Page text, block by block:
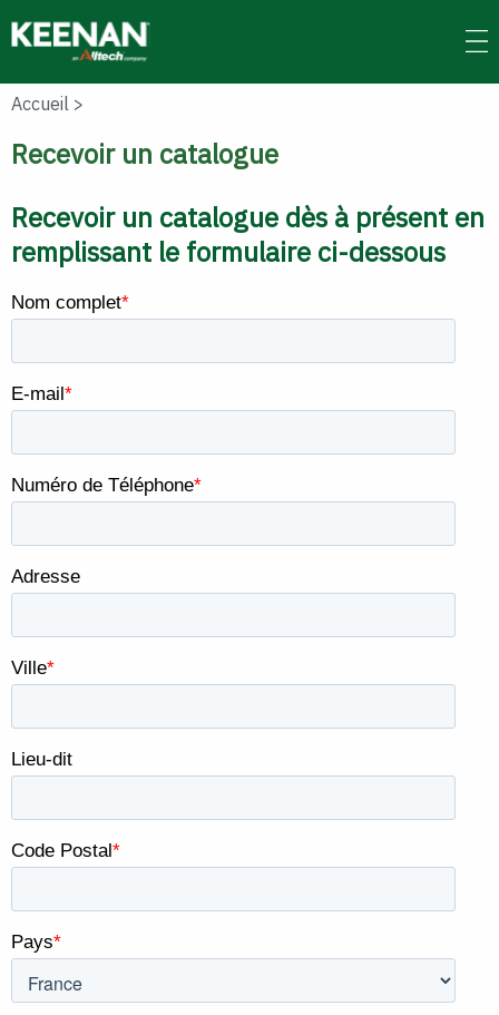
to
main
Accueil >
Recevoir un catalogue
Recevoir un catalogue dès à présent en
remplissant le formulaire ci-dessous